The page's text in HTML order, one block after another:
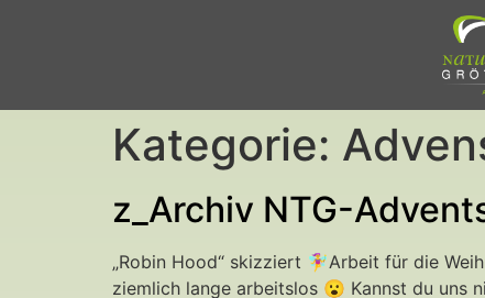
Kategorie:
z_Archiv NTG-
„Robin Hood“ skizziert 🧚‍♀️Arbeit für die
ziemlich lange arbeitslos 😮 Kannst du uns